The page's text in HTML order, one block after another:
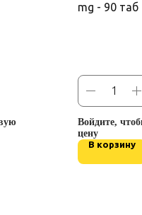
mg - 90 таб
Войдите,
цену
В корзину